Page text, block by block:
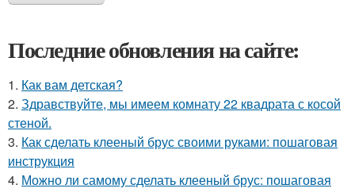
Последние обновления на сайте:
1. Как вам детская?
2. Здравствуйте, мы имеем комнату 22 квадрата с косой
стеной.
3. Как сделать клееный брус своими руками: пошаговая
инструкция
4. Можно ли самому сделать клееный брус: пошаговая